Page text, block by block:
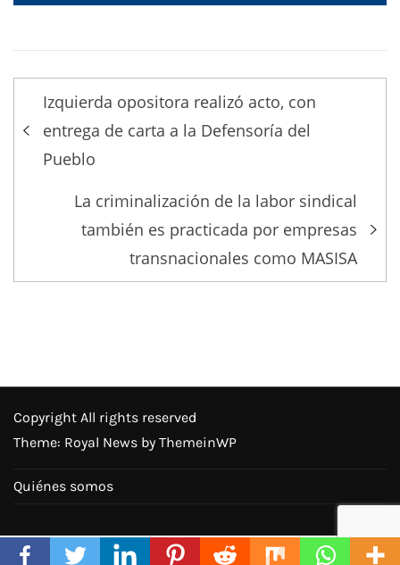
Post
navigation
Izquierda opositora realizó acto, con
entrega de carta a la Defensoría del
Pueblo
La criminalización de la labor sindical
también es practicada por empresas
transnacionales como MASISA
Copyright All rights reserved
Theme: Royal News by ThemeinWP
Quiénes somos